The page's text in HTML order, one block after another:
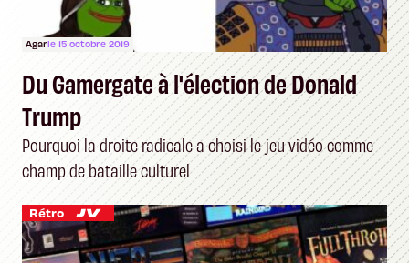
Agarle 15 octobre 2019
Du Gamergate à l'élection de Donald
Trump
Pourquoi la droite radicale a choisi le jeu vidéo comme
champ de bataille culturel
Rétro